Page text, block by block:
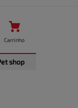
Carrinho
shop